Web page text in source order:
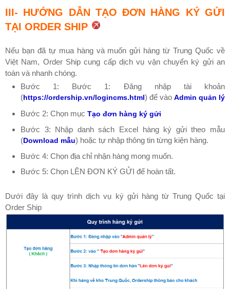
III- HƯỚNG DẪN TẠO ĐƠN HÀNG KÝ GỬI
TẠI ORDER SHIP
Nếu bạn đã tự mua hàng và muốn gửi hàng từ Trung Quốc về
Việt Nam, Order Ship cung cấp dịch vụ vận chuyển ký gửi an
toàn và nhanh chóng.
Bước 1: Bước 1: Đăng nhập tài khoản
(https://ordership.vn/logincms.html) để vào Admin quản lý
Bước 2: Chọn mục Tạo đơn hàng ký gửi
Bước 3: Nhập danh sách Excel hàng ký gửi theo mẫu
(Download mẫu) hoặc tự nhập thông tin từng kiện hàng.
Bước 4: Chọn địa chỉ nhận hàng mong muốn.
Bước 5: Chọn LÊN ĐƠN KÝ GỬI để hoàn tất.
Dưới đây là quy trình dịch vụ ký gửi hàng từ Trung Quốc tại
Order Ship